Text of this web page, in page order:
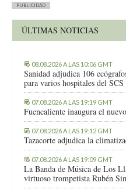
PUBLICIDAD
ÚLTIMAS NOTICIAS
08.08.2026 A LAS 10:06 GMT
Sanidad adjudica 106
para varios hospitales del SCS
07.08.2026 A LAS 19:19 GMT
Fuencaliente inaugura el
07.08.2026 A LAS 19:12 GMT
Tazacorte adjudica la
07.08.2026 A LAS 19:09 GMT
La Banda de Música de Los
virtuoso trompetista Rubén